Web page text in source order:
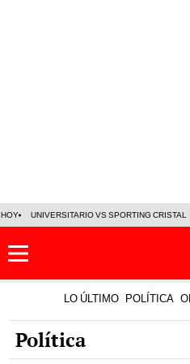
HOY UNIVERSITARIO VS SPORTING CRISTAL
LO ÚLTIMO POLÍTICA
Política